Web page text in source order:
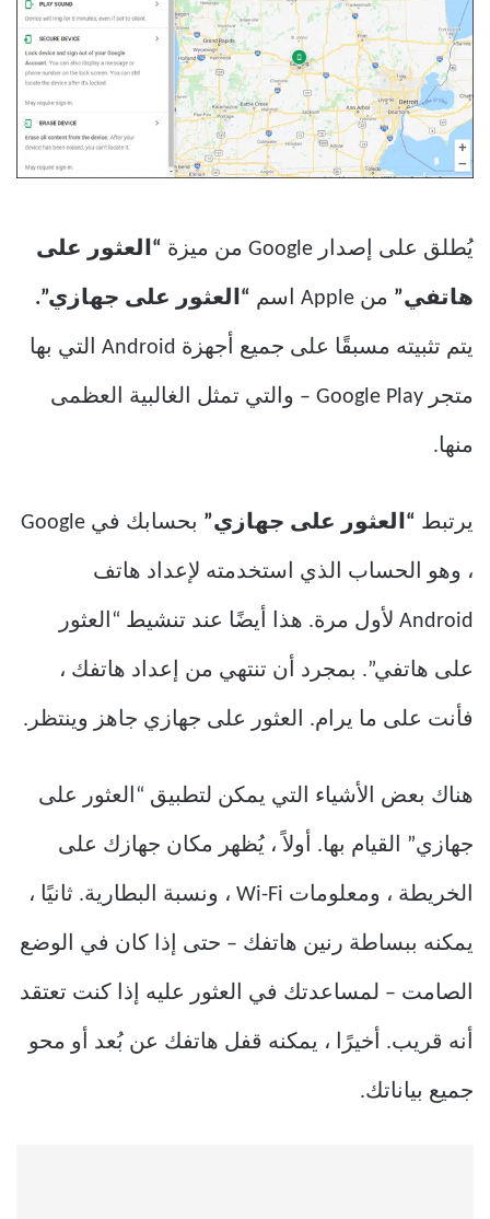
يُطلق على إصدار Google من ميزة “العثور على
هاتفي” من Apple اسم “العثور على جهازي”.
يتم تثبيته مسبقًا على جميع أجهزة Android التي بها
متجر Google Play – والتي تمثل الغالبية العظمى
منها.
يرتبط “العثور على جهازي” بحسابك في Google
، وهو الحساب الذي استخدمته لإعداد هاتف
Android لأول مرة. هذا أيضًا عند تنشيط “العثور
على هاتفي”. بمجرد أن تنتهي من إعداد هاتفك ،
فأنت على ما يرام. العثور على جهازي جاهز وينتظر.
هناك بعض الأشياء التي يمكن لتطبيق “العثور على
جهازي” القيام بها. أولاً ، يُظهر مكان جهازك على
الخريطة ، ومعلومات Wi-Fi ، ونسبة البطارية. ثانيًا ،
يمكنه ببساطة رنين هاتفك – حتى إذا كان في الوضع
الصامت – لمساعدتك في العثور عليه إذا كنت تعتقد
أنه قريب. أخيرًا ، يمكنه قفل هاتفك عن بُعد أو محو
جميع بياناتك.